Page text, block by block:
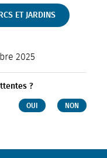
ET JARDINS
2025
?
NON
OUI